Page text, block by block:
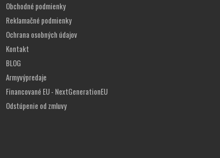
Obchodné podmienky
Reklamačné podmienky
Ochrana osobných údajov
Kontakt
BLOG
Armyvýpredaje
Financované EU - NextGenerationEU
Odstúpenie od zmluvy